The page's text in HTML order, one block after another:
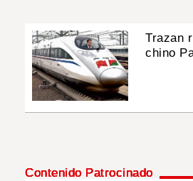
Trazan
chino
Contenido Patrocinado